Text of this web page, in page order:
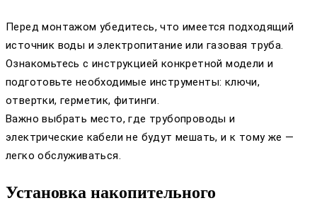
Перед монтажом убедитесь, что имеется подходящий
источник воды и электропитание или газовая труба.
Ознакомьтесь с инструкцией конкретной модели и
подготовьте необходимые инструменты: ключи,
отвертки, герметик, фитинги.
Важно выбрать место, где трубопроводы и
электрические кабели не будут мешать, и к тому же —
легко обслуживаться.
Установка накопительного